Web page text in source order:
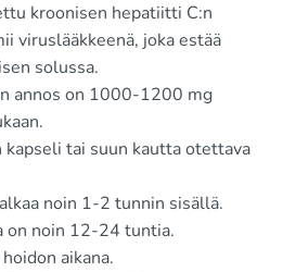
kroonisen hepatiitti C:n
viruslääkkeenä, joka estää
solussa.
annos on 1000-1200 mg
tai suun kautta otettava
noin 1-2 tunnin sisällä.
on noin 12-24 tuntia.
aikana.